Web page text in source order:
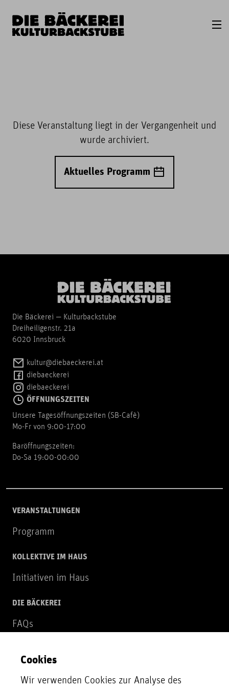
Diese Veranstaltung liegt in der Vergangenheit und
wurde archiviert.
Aktuelles Programm
Die Bäckerei — Kulturbackstube
Dreiheiligenstr. 21a
6020 Innsbruck
kultur@diebaeckerei.at
diebaeckerei
diebaeckerei
ÖFFNUNGSZEITEN
Unsere Tagesöffnungszeiten (SB-Cafè)
Mo-Fr von 9:00-17:00
Baröffnungszeiten:
Do-Sa 19:00-00:00
VERANSTALTUNGEN
Programm
KOLLEKTIVE IM HAUS
Initiativen im Haus
DIE BÄCKEREI
FAQs
NEWSLETTER
Zur Newsletter Anmeldung
Cookies
Wir verwenden Cookies zur Analyse des